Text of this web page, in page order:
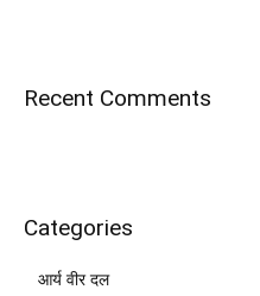
Recent Comments
Categories
आर्य वीर दल